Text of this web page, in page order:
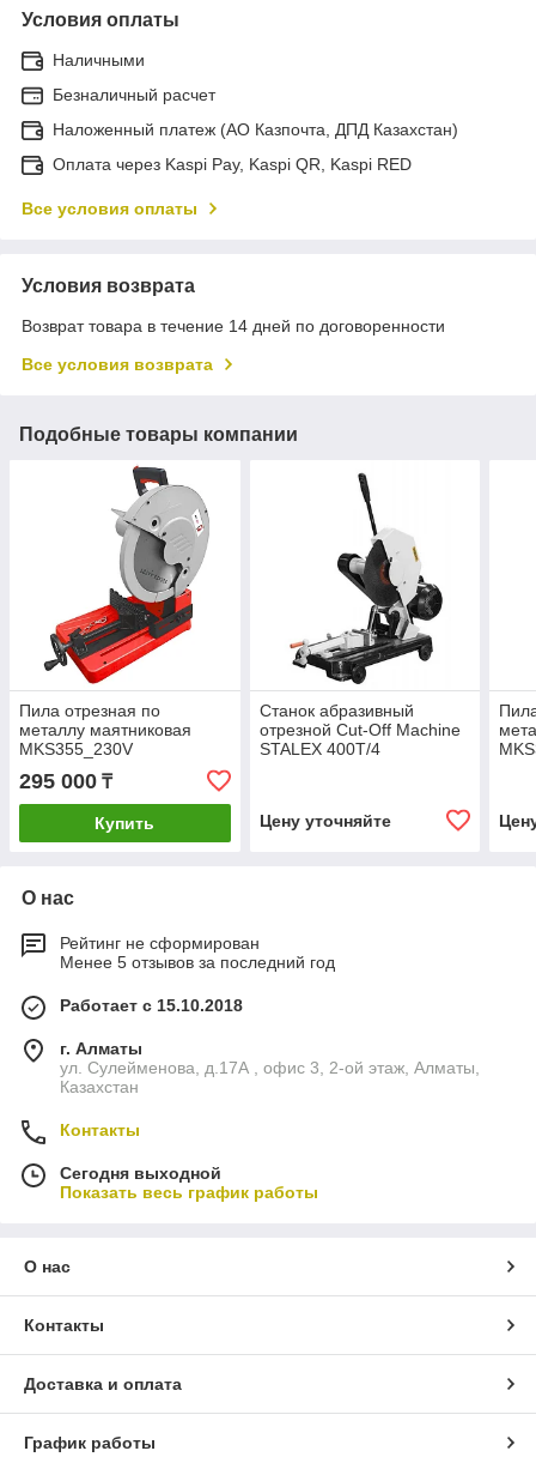
Условия оплаты
Наличными
Безналичный расчет
Наложенный платеж (АО Казпочта, ДПД Казахстан)
Оплата через Kaspi Pay, Kaspi QR, Kaspi RED
Все условия оплаты
Условия возврата
Возврат товара в течение 14 дней по договоренности
Все условия возврата
Подобные товары компании
Пила отрезная по
металлу маятниковая
MKS355_230V
295 000 ₸
Купить
Станок абразивный
отрезной Cut-Off Machine
STALEX 400T/4
Цену уточняйте
О нас
Рейтинг не сформирован
Менее 5 отзывов за последний год
Работает с 15.10.2018
г. Алматы
ул. Сулейменова, д.17А , офис 3, 2-ой этаж, Алматы,
Казахстан
Контакты
Сегодня выходной
Показать весь график работы
О нас
Контакты
Доставка и оплата
График работы